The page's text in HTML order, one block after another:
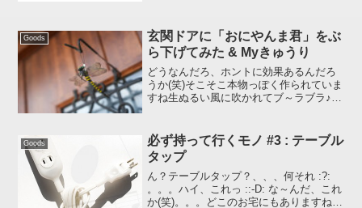
ました。これは閾値走じゃなくて絵に描
いたような 1k...
Goods
玄関ドアに「おにやんま君」をぶ
ら下げてみた & Myきゅうり
どうなんだろ、ホントに効果あるんだろ
うか(笑)そこそこ本物っぽく作られていま
すね生ぬるい風に吹かれてブ～ラブラ♪近
う一匹は小さな畑にぶら下げてみようか
と思っています。最...
Goods
必ず持って行くモノ #3 : テーブル
タップ
ん？テーブルタップ？、、、何それ :?:
。。。ハイ、これっ ::-D: な～んだ、これ
か(笑)。。。どこのお宅にもありますね。